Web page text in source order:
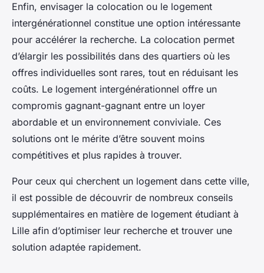
Enfin, envisager la colocation ou le logement
intergénérationnel constitue une option intéressante
pour accélérer la recherche. La colocation permet
d’élargir les possibilités dans des quartiers où les
offres individuelles sont rares, tout en réduisant les
coûts. Le logement intergénérationnel offre un
compromis gagnant-gagnant entre un loyer
abordable et un environnement conviviale. Ces
solutions ont le mérite d’être souvent moins
compétitives et plus rapides à trouver.
Pour ceux qui cherchent un logement dans cette ville,
il est possible de découvrir de nombreux conseils
supplémentaires en matière de logement étudiant à
Lille afin d’optimiser leur recherche et trouver une
solution adaptée rapidement.